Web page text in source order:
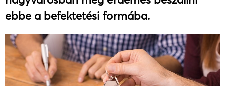
ebbe a befektetési formába.